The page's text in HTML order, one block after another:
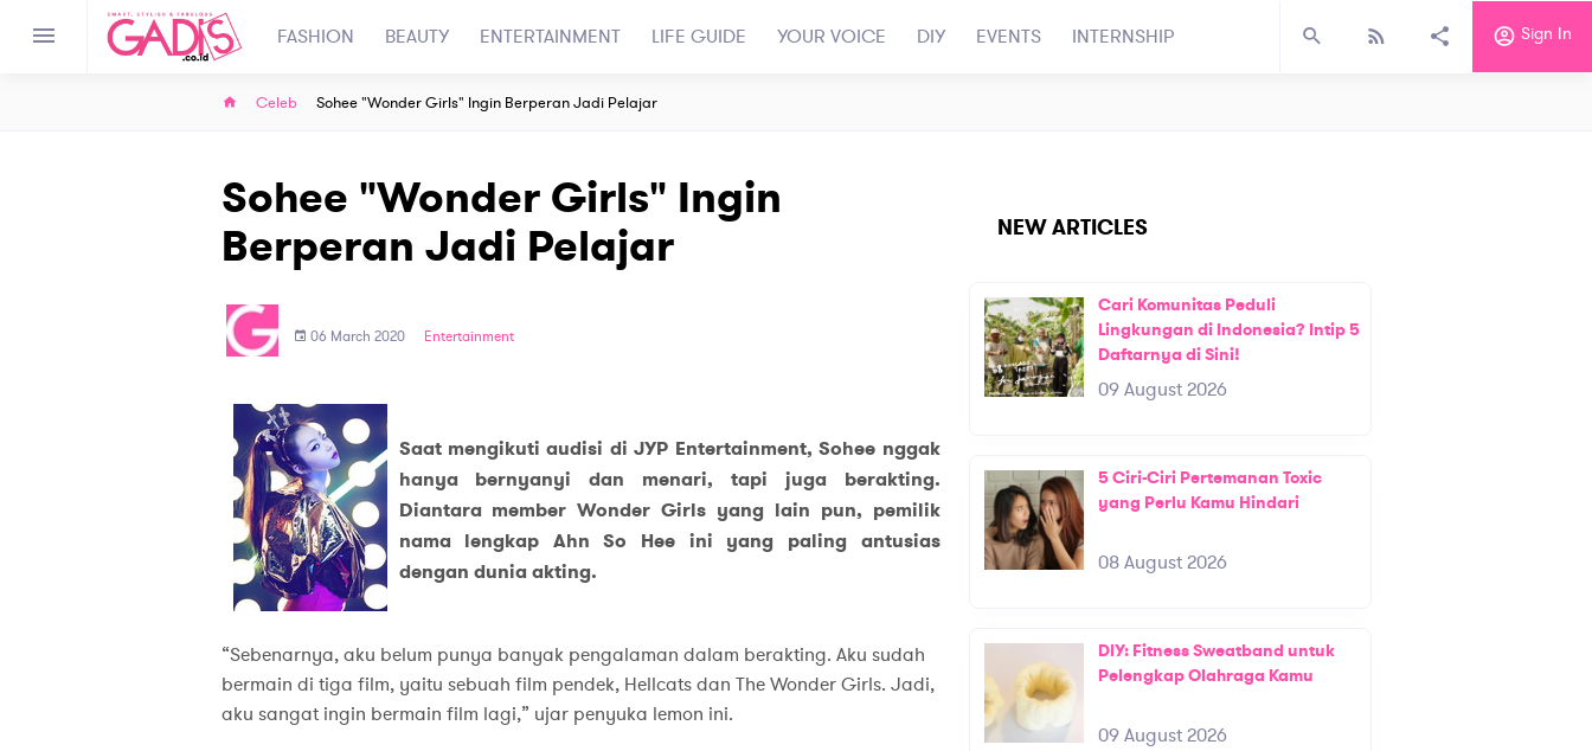
FASHION BEAUTY ENTERTAINMENT LIFE GUIDE YOUR VOICE DIY EVENTS INTERNSHIP Sign In
Celeb Sohee "Wonder Girls" Ingin Berperan Jadi Pelajar
Sohee "Wonder Girls" Ingin
Berperan Jadi Pelajar
06 March 2020 Entertainment
Saat mengikuti audisi di JYP Entertainment, Sohee nggak
hanya bernyanyi dan menari, tapi juga berakting.
Diantara member Wonder Girls yang lain pun, pemilik
nama lengkap Ahn So Hee ini yang paling antusias
dengan dunia akting.
“Sebenarnya, aku belum punya banyak pengalaman dalam berakting. Aku sudah
bermain di tiga film, yaitu sebuah film pendek, Hellcats dan The Wonder Girls. Jadi,
aku sangat ingin bermain film lagi,” ujar penyuka lemon ini.
NEW ARTICLES
Cari Komunitas Peduli
Lingkungan di Indonesia? Intip 5
Daftarnya di Sini!
09 August 2026
5 Ciri-Ciri Pertemanan Toxic
yang Perlu Kamu Hindari
08 August 2026
DIY: Fitness Sweatband untuk
Pelengkap Olahraga Kamu
09 August 2026